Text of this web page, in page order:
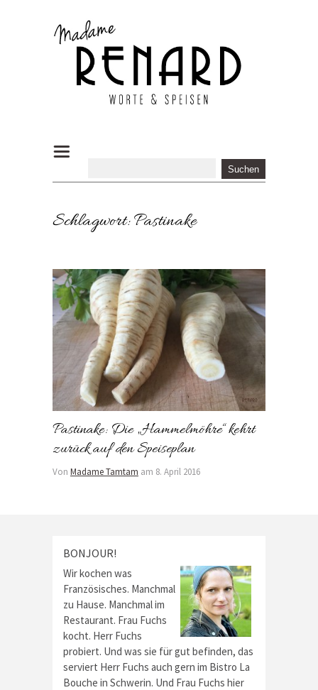
Schlagwort:Pastinake
Pastinake: Die „Hammelmöhre“ kehrt
zurück auf den Speiseplan
Von Madame Tamtam am 8. April 2016
BONJOUR!
Wir kochen was
Französisches. Manchmal
zu Hause. Manchmal im
Restaurant. Frau Fuchs
kocht. Herr Fuchs
probiert. Und was sie für gut befinden, das
serviert Herr Fuchs auch gern im Bistro La
Bouche in Schwerin. Und Frau Fuchs hier